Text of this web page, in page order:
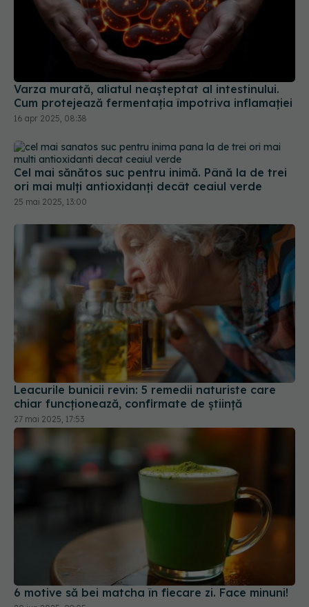
Varza murată, aliatul neașteptat al intestinului.
Cum protejează fermentația împotriva inflamației
16 apr 2025, 08:38
Cel mai sănătos suc pentru inimă. Până la de trei
ori mai mulți antioxidanți decât ceaiul verde
25 mai 2025, 13:00
Leacurile bunicii revin: 5 remedii naturiste care
chiar funcționează, confirmate de știință
27 mai 2025, 17:53
6 motive să bei matcha în fiecare zi. Face minuni!